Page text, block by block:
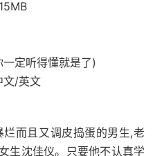
一定听得懂就是了)
文/英文
而且又调皮捣蛋的男生,老
生沈佳仪。只要他不认真学